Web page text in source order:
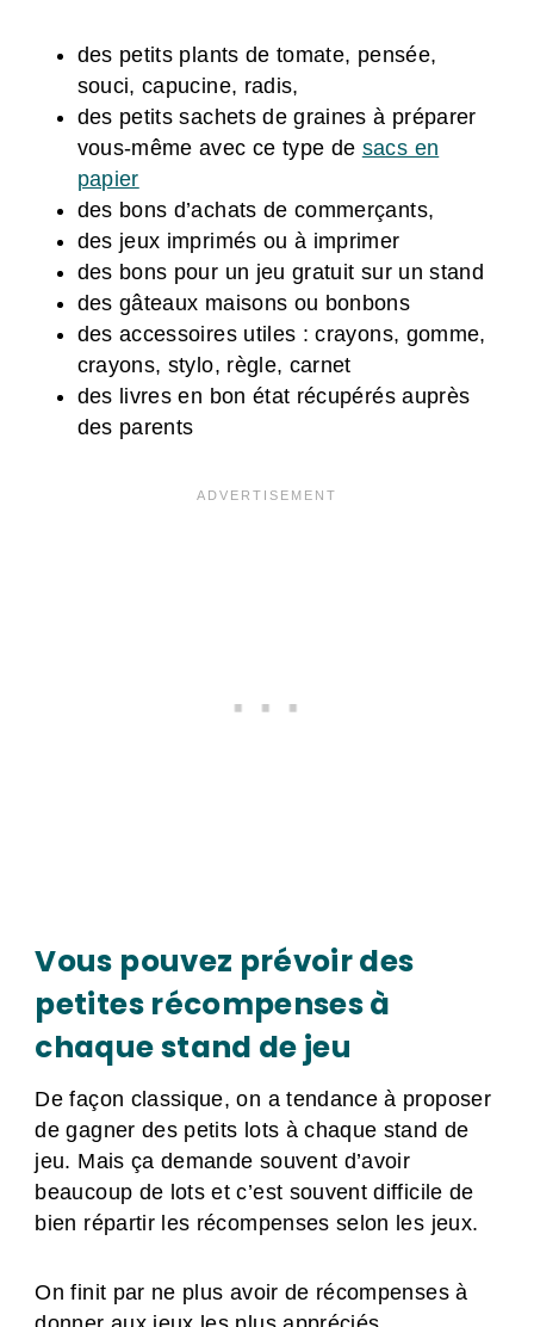
des petits plants de tomate, pensée,
souci, capucine, radis,
des petits sachets de graines à préparer
vous-même avec ce type de sacs en
papier
des bons d’achats de commerçants,
des jeux imprimés ou à imprimer
des bons pour un jeu gratuit sur un stand
des gâteaux maisons ou bonbons
des accessoires utiles : crayons, gomme,
crayons, stylo, règle, carnet
des livres en bon état récupérés auprès
des parents
Vous pouvez prévoir des
petites récompenses à
chaque stand de jeu
De façon classique, on a tendance à proposer
de gagner des petits lots à chaque stand de
jeu. Mais ça demande souvent d’avoir
beaucoup de lots et c’est souvent difficile de
bien répartir les récompenses selon les jeux.
On finit par ne plus avoir de récompenses à